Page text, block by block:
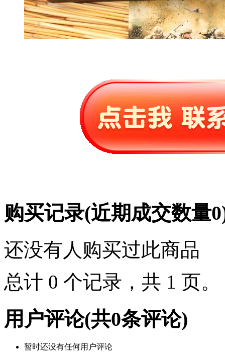
购买记录(近期成交数量0
还没有人购买过此商品
总计 0 个记录，共 1 页。
用户评论(共0条评论)
暂时还没有任何用户评论